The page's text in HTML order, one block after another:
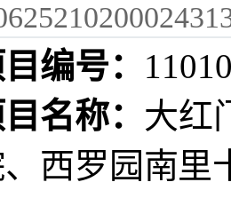
编号：
名称： 大红
西罗园南里